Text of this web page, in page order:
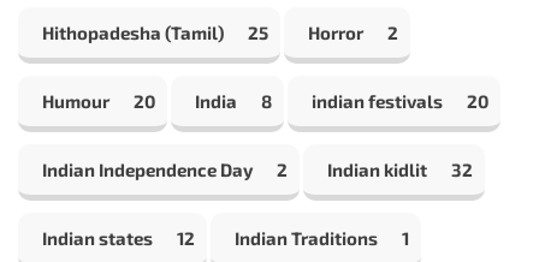
Hithopadesha (Tamil) 25 Horror 2
Humour 20 India 8 indian festivals 20
Indian Independence Day 2 Indian kidlit 32
Indian states 12 Indian Traditions 1